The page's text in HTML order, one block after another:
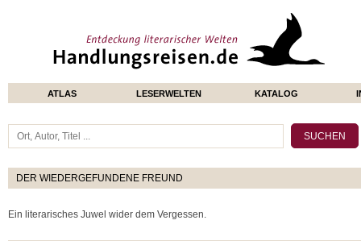
ATLAS LESERWELTEN KATALOG
DER WIEDERGEFUNDENE FREUND
Ein literarisches Juwel wider dem Vergessen.